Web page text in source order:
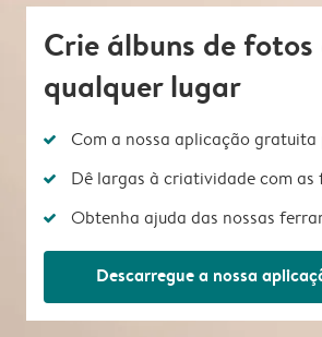
Crie álbuns de
qualquer lugar
Com a nossa aplicação
Dê largas à criatividade com
Obtenha ajuda das nossas
Descarregue a nossa